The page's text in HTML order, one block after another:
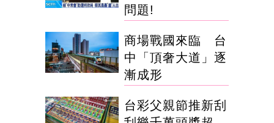
問題!
商場戰國來臨 台
中「頂奢大道」逐
漸成形
台彩父親節推新刮